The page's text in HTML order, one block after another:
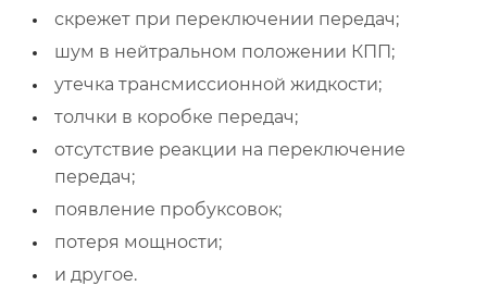
скрежет при переключении передач;
шум в нейтральном положении КПП;
утечка трансмиссионной жидкости;
толчки в коробке передач;
отсутствие реакции на переключение
передач;
появление пробуксовок;
потеря мощности;
и другое.